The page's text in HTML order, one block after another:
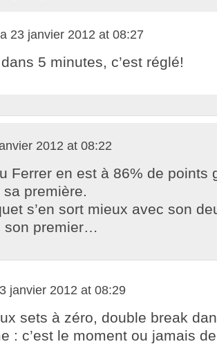
23 janvier 2012 at 08:27
5 minutes, c’est réglé!
2012 at 08:22
Ferrer en est à 86% de points
sa première.
s’en sort mieux avec son
son premier…
janvier 2012 at 08:29
sets à zéro, double break
: c’est le moment ou jamais